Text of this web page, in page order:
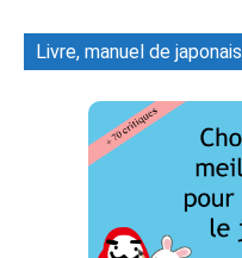
Livre, manuel de japonais